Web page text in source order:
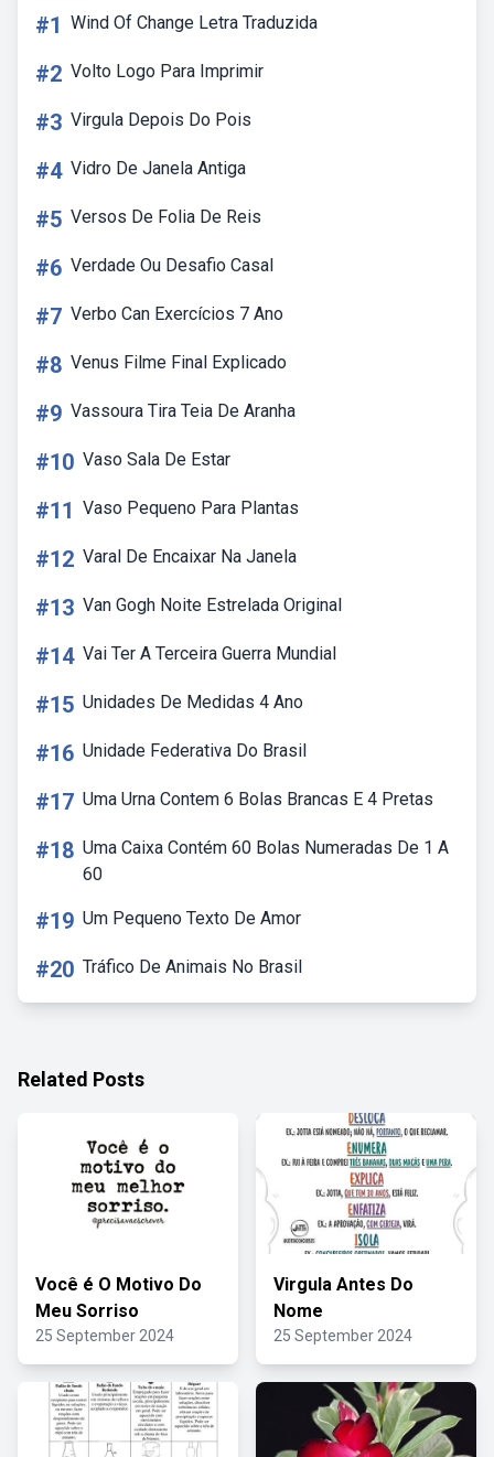
#1 Wind Of Change Letra Traduzida
#2 Volto Logo Para Imprimir
#3 Virgula Depois Do Pois
#4 Vidro De Janela Antiga
#5 Versos De Folia De Reis
#6 Verdade Ou Desafio Casal
#7 Verbo Can Exercícios 7 Ano
#8 Venus Filme Final Explicado
#9 Vassoura Tira Teia De Aranha
#10 Vaso Sala De Estar
#11 Vaso Pequeno Para Plantas
#12 Varal De Encaixar Na Janela
#13 Van Gogh Noite Estrelada Original
#14 Vai Ter A Terceira Guerra Mundial
#15 Unidades De Medidas 4 Ano
#16 Unidade Federativa Do Brasil
#17 Uma Urna Contem 6 Bolas Brancas E 4 Pretas
#18 Uma Caixa Contém 60 Bolas Numeradas De 1 A
60
#19 Um Pequeno Texto De Amor
#20 Tráfico De Animais No Brasil
Related Posts
Você é O Motivo Do
Meu Sorriso
25 September 2024
Virgula Antes Do
Nome
25 September 2024